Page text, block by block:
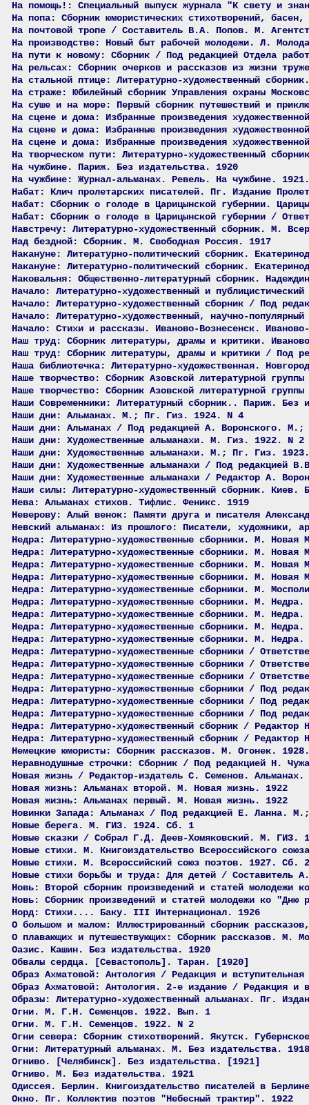
На помощь!: Специальный выпуск журнала "К свету и
На попа: Сборник юмористических стихотворений,
На почтовой тропе / Составитель В.А. Попов. М.
На производстве: Новый быт рабочей молодежи. Л.
На пути к новому: Сборник / Под редакцией Отдела
На рельсах: Сборник очерков и рассказов из жизни
На стальной птице: Литературно-художественный
На страже: Юбилейный сборник Управления охраны
На суше и на море: Первый сборник путешествий и
На сцене и дома: Избранные произведения
На сцене и дома: Избранные произведения
На сцене и дома: Избранные произведения
На творческом пути: Литературно-художественный
На чужбине. Париж. Без издательства. 1920
На чужбине: Журнал-альманах. Ревель. На чужбине.
Набат: Клич пролетарских писателей. Пг. Издание
Набат: Сборник о голоде в Царицынской губернии.
Набат: Сборник о голоде в Царицынской губернии /
Навстречу: Литературно-художественный сборник. М.
Над бездной: Сборник. М. Свободная Россия. 1917
Накануне: Литературно-политический сборник.
Накануне: Литературно-политический сборник.
Наковальня: Общественно-литературный сборник.
Начало: Литературно-художественный и
Начало: Литературно-художественный сборник / Под
Начало: Литературно-художественный, научно-
Начало: Стихи и рассказы. Иваново-Вознесенск.
Наш труд: Сборник литературы, драмы и критики.
Наш труд: Сборник литературы, драмы и критики / Под
Наша библиотечка: Литературно-художественная.
Наше творчество: Сборник Азовской литературной
Наше творчество: Сборник Азовской литературной
Наши Современники: Литературный сборник.. Париж.
Наши дни: Альманах. М.; Пг. Гиз. 1924. N 4
Наши дни: Альманах / Под редакцией А. Воронского.
Наши дни: Художественные альманахи. М. Гиз. 1922. N 2
Наши дни: Художественные альманахи. М.; Пг. Гиз.
Наши дни: Художественные альманахи / Под редакцией
Наши дни: Художественные альманахи / Редактор А.
Наши силы: Литературно-художественный сборник. Киев.
Нева: Альманах стихов. Тифлис. Феникс. 1919
Неверову: Алый венок: Памяти друга и писателя
Невский альманах: Из прошлого: Писатели, художники,
Недра: Литературно-художественные сборники. М.
Недра: Литературно-художественные сборники. М.
Недра: Литературно-художественные сборники. М.
Недра: Литературно-художественные сборники. М.
Недра: Литературно-художественные сборники. М.
Недра: Литературно-художественные сборники. М.
Недра: Литературно-художественные сборники. М.
Недра: Литературно-художественные сборники. М.
Недра: Литературно-художественные сборники. М.
Недра: Литературно-художественные сборники /
Недра: Литературно-художественные сборники /
Недра: Литературно-художественные сборники /
Недра: Литературно-художественные сборники / Под
Недра: Литературно-художественные сборники / Под
Недра: Литературно-художественные сборники / Под
Недра: Литературно-художественный сборник /
Недра: Литературно-художественный сборник /
Немецкие юмористы: Сборник рассказов. М. Огонек.
Неравнодушные строчки: Сборник / Под редакцией Н.
Новая жизнь / Редактор-издатель С. Семенов.
Новая жизнь: Альманах второй. М. Новая жизнь. 1922
Новая жизнь: Альманах первый. М. Новая жизнь. 1922
Новинки Запада: Альманах / Под редакцией Е. Ланна.
Новые берега. М. ГИЗ. 1924. Сб. 1
Новые сказки / Собрал Г.Д. Деев-Хомяковский. М. ГИЗ.
Новые стихи. М. Книгоиздательство Всероссийского
Новые стихи. М. Всероссийский союз поэтов. 1927. Сб. 2
Новые стихи борьбы и труда: Для детей /
Новь: Второй сборник произведений и статей молодежи
Новь: Сборник произведений и статей молодежи ко
Норд: Стихи.... Баку. III Интернационал. 1926
О большом и малом: Иллюстрированный сборник
О плавающих и путешествующих: Сборник рассказов. М.
Оазис. Кашин. Без издательства. 1920
Обвалы сердца. [Севастополь]. Таран. [1920]
Образ Ахматовой: Антология / Редакция и
Образ Ахматовой: Антология. 2-е издание / Редакция и
Образы: Литературно-художественный альманах. Пг.
Огни. М. Г.Н. Семенцов. 1922. Вып. 1
Огни. М. Г.Н. Семенцов. 1922. N 2
Огни севера: Сборник стихотворений. Якутск.
Огни: Литературный альманах. М. Без издательства. 1918
Огниво. [Челябинск]. Без издательства. [1921]
Огниво. М. Без издательства. 1921
Одиссея. Берлин. Книгоиздательство писателей в
Окно. Пг. Коллектив поэтов "Небесный трактир". 1922